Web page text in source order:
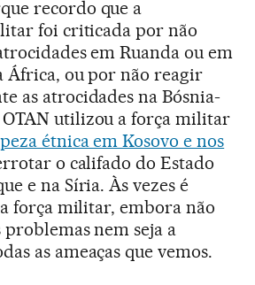
recordo que a
foi criticada por não
em Ruanda ou em
África, ou por não reagir
as atrocidades na Bósnia-
utilizou a força militar
étnica em Kosovo e nos
o califado do Estado
e na Síria. Às vezes é
força militar, embora não
nem seja a
as ameaças que vemos.